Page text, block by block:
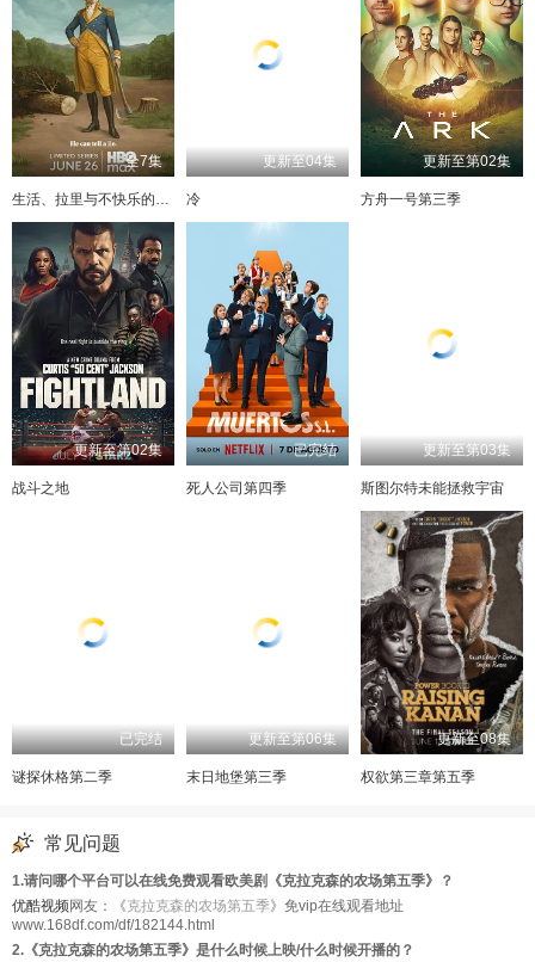
全7集
生活、拉里与不快乐的追求：一部美国史
更新至04集
冷
更新至第02集
方舟一号第三季
更新至第02集
战斗之地
已完结
死人公司第四季
更新至第03集
斯图尔特未能拯救宇宙
已完结
谜探休格第二季
更新至第06集
末日地堡第三季
更新至08集
权欲第三章第五季
常见问题
1.请问哪个平台可以在线免费观看欧美剧《克拉克森的农场第五季》？
优酷视频网友：《克拉克森的农场第五季》免vip在线观看地址
www.168df.com/df/182144.html
2.《克拉克森的农场第五季》是什么时候上映/什么时候开播的？